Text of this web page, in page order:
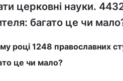
церковні науки.
багато це чи
році 1248 православних
це чи мало?